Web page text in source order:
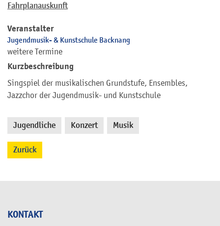
KONTAKT
Fahrplanauskunft
Veranstalter
Jugendmusik- & Kunstschule Backnang
weitere Termine
Kurzbeschreibung
Singspiel der musikalischen Grundstufe, Ensembles,
Jazzchor der Jugendmusik- und Kunstschule
Jugendliche Konzert Musik
Zurück